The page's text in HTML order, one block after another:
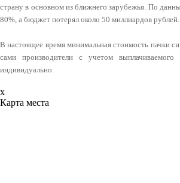
страну в основном из ближнего зарубежья. По
80%, а бюджет потерял около 50 миллиардов рублей.
В настоящее время минимальная стоимость пачки
сами производители с учетом
индивидуально.
x
Карта места